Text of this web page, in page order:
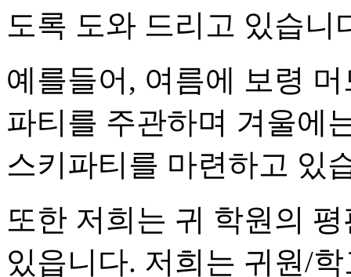
도록 도와 드리고 있습니
예를들어, 여름에 보령
파티를 주관하며 겨울에
스키파티를 마련하고 있
또한 저희는 귀 학원의
있읍니다. 저희는 귀원/